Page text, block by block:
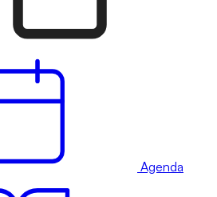
Agenda